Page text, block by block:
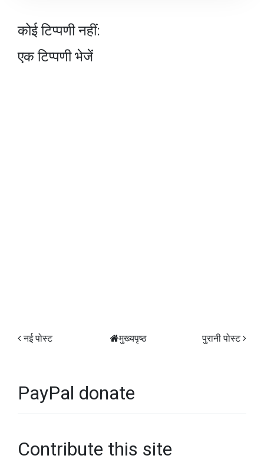
कोई टिप्पणी नहीं:
एक टिप्पणी भेजें
नई पोस्ट पुरानी पोस्ट
मुख्यपृष्ठ
PayPal donate
Contribute this site